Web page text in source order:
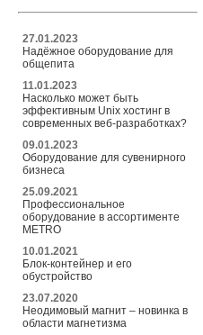
27.01.2023
Надёжное оборудование для
общепита
11.01.2023
Насколько может быть
эффективным Unix хостинг в
современных веб-разработках?
09.01.2023
Оборудование для сувенирного
бизнеса
25.09.2021
Профессиональное
оборудование в ассортименте
METRO
10.01.2021
Блок-контейнер и его
обустройство
23.07.2020
Неодимовый магнит – новинка в
области магнетизма